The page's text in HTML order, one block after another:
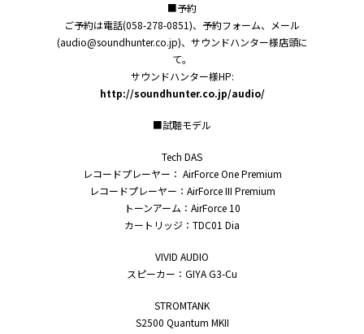
■予約
ご予約は電話(058-278-0851)、予約フォーム、メール
(audio@soundhunter.co.jp)、サウンドハンター様店頭に
て。
サウンドハンター様HP:
http://soundhunter.co.jp/audio/
■試聴モデル
Tech DAS
レコードプレーヤー： AirForce One Premium
レコードプレーヤー：AirForce III Premium
トーンアーム：AirForce 10
カートリッジ：TDC01 Dia
VIVID AUDIO
スピーカー：GIYA G3-Cu
STROMTANK
S2500 Quantum MKII